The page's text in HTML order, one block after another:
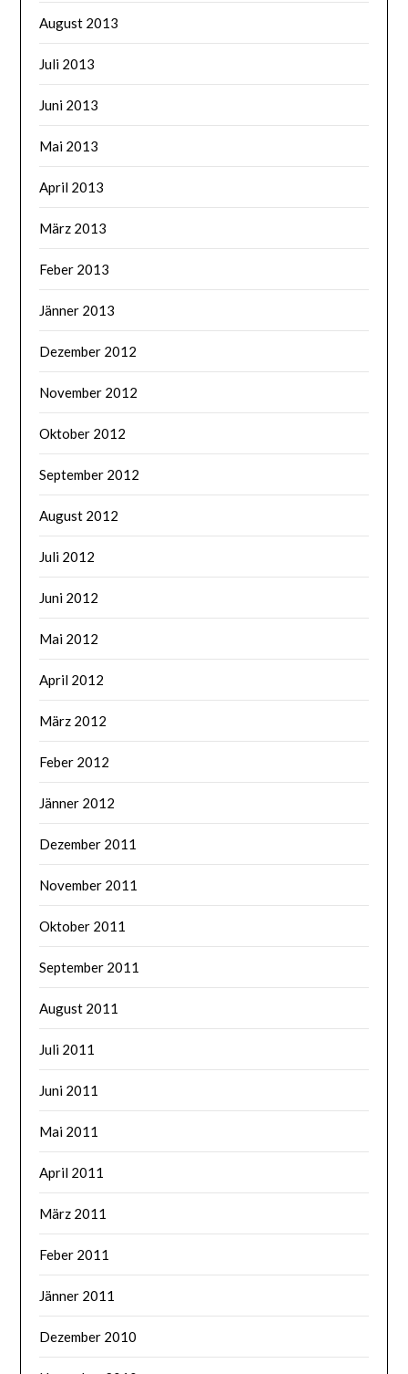
August 2013
Juli 2013
Juni 2013
Mai 2013
April 2013
März 2013
Feber 2013
Jänner 2013
Dezember 2012
November 2012
Oktober 2012
September 2012
August 2012
Juli 2012
Juni 2012
Mai 2012
April 2012
März 2012
Feber 2012
Jänner 2012
Dezember 2011
November 2011
Oktober 2011
September 2011
August 2011
Juli 2011
Juni 2011
Mai 2011
April 2011
März 2011
Feber 2011
Jänner 2011
Dezember 2010